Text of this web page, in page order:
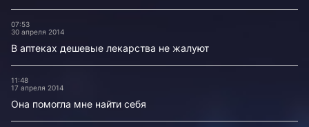
07:53
30 апреля 2014
В аптеках дешевые лекарства не жалуют
11:48
17 апреля 2014
Она помогла мне найти себя